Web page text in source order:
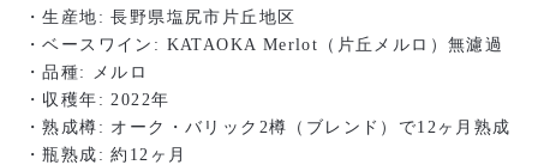
・生産地: 長野県塩尻市片丘地区
・ベースワイン: KATAOKA Merlot（片丘メルロ）無濾過
・品種: メルロ
・収穫年: 2022年
・熟成樽: オーク・バリック2樽（ブレンド）で12ヶ月熟成
・瓶熟成: 約12ヶ月